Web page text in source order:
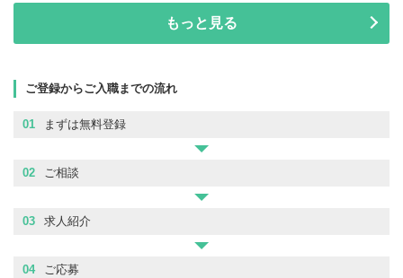
もっと見る
ご登録からご入職までの流れ
01 まずは無料登録
02 ご相談
03 求人紹介
04 ご応募